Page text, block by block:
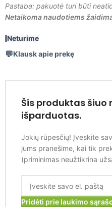
Pastaba: pakuotė turi būti
Netaikoma naudotiems
Neturime
Klausk apie prekę
Šis produktas šiuo
išparduotas.
Jokių rūpesčių! Įveskite
jums pranešime, kai tik
(priminimas neužtikrina
Pridėti prie laukimo